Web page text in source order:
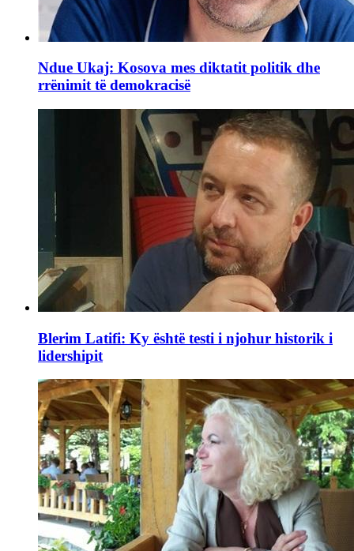
Ndue Ukaj: Kosova mes diktatit politik dhe
rrënimit të demokracisë
Blerim Latifi: Ky është testi i njohur historik i
lidershipit